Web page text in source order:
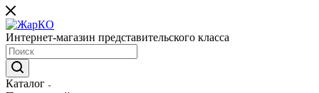
Интернет-магазин представительского класса
Каталог